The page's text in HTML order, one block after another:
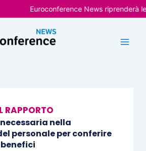
Euroconference News riprenderà le
RAPPORTO
nella
personale per conferire